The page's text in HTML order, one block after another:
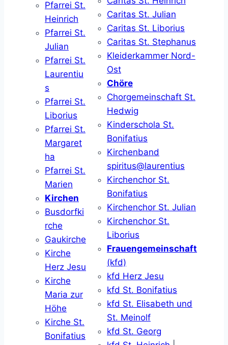
Pfarrei St.
Heinrich
Pfarrei St.
Julian
Pfarrei St.
Laurentiu
s
Pfarrei St.
Liborius
Pfarrei St.
Margaret
ha
Pfarrei St.
Marien
Kirchen
Busdorfki
rche
Gaukirche
Kirche
Herz Jesu
Kirche
Maria zur
Höhe
Kirche St.
Bonifatius
Caritas St. Julian
Caritas St. Liborius
Caritas St. Stephanus
Kleiderkammer Nord-
Ost
Chöre
Chorgemeinschaft St.
Hedwig
Kinderschola St.
Bonifatius
Kirchenband
spiritus@laurentius
Kirchenchor St.
Bonifatius
Kirchenchor St. Julian
Kirchenchor St.
Liborius
Frauengemeinschaft
(kfd)
kfd Herz Jesu
kfd St. Bonifatius
kfd St. Elisabeth und
St. Meinolf
kfd St. Georg